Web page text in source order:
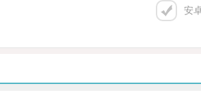
安